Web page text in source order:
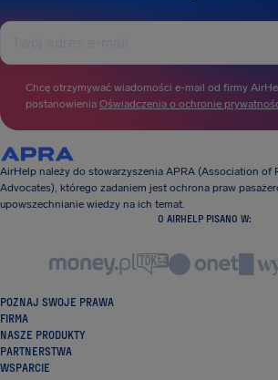
Chcę otrzymywać wiadomości e-mail od firmy
postanowienia Oświadczenia o ochronie
AirHelp należy do stowarzyszenia APRA (Association of
Advocates), którego zadaniem jest ochrona praw
upowszechnianie wiedzy na ich temat.
O AIRHELP PISANO W:
POZNAJ SWOJE PRAWA
FIRMA
NASZE PRODUKTY
PARTNERSTWA
WSPARCIE